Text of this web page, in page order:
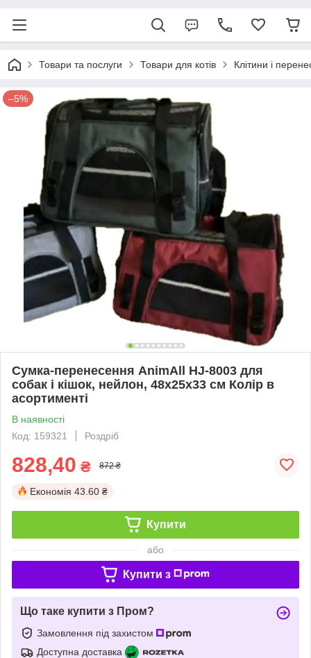
Товари та послуги Товари для котів Клітини і
–5%
Сумка-перенесення AnimAll HJ-8003 для
собак і кішок, нейлон, 48х25х33 см Колір в
асортименті
В наявності
Код: 159321
Роздріб
828,40 ₴ 872 ₴
Економія 43.60 ₴
Купити
або
Купити з
Що таке купити з Пром?
Замовлення під захистом
Доступна доставка